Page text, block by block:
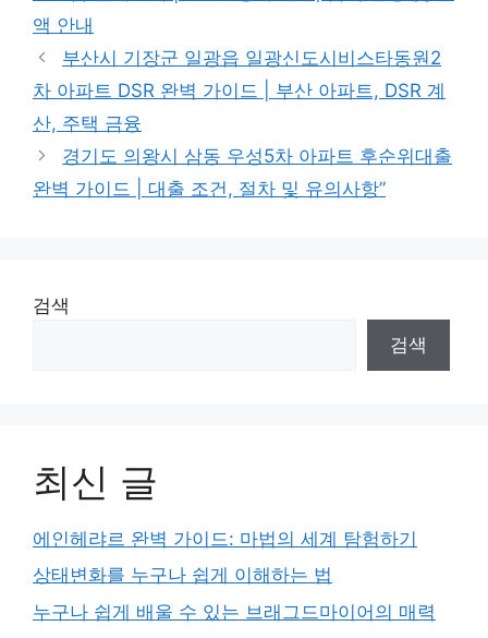
액 안내
부산시 기장군 일광읍 일광신도시비스타동원2
차 아파트 DSR 완벽 가이드 | 부산 아파트, DSR 계
산, 주택 금융
경기도 의왕시 삼동 우성5차 아파트 후순위대출
완벽 가이드 | 대출 조건, 절차 및 유의사항”
검색
검색
최신 글
에인헤랴르 완벽 가이드: 마법의 세계 탐험하기
상태변화를 누구나 쉽게 이해하는 법
누구나 쉽게 배울 수 있는 브래그드마이어의 매력